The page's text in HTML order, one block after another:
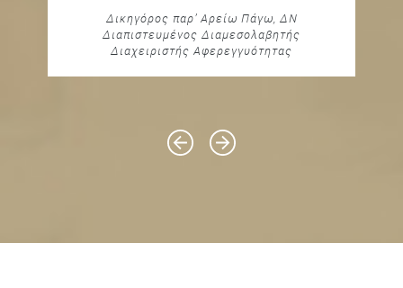
Δικηγόρος παρ’ Αρείω Πάγω, ΔΝ
Διαπιστευμένος Διαμεσολαβητής
Διαχειριστής Αφερεγγυότητας